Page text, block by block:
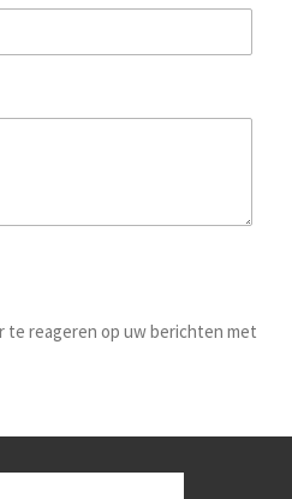
te reageren op uw berichten met